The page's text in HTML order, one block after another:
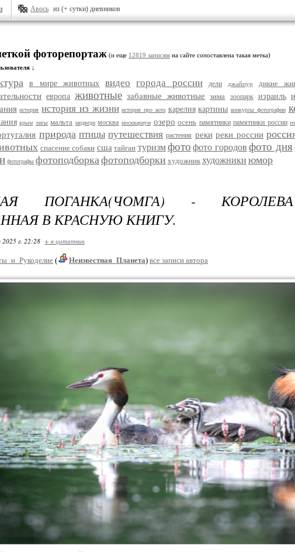
Авось из (+ сутки) дневников
фоторепортаж (и еще 12819 записям на сайте сопоставлена такая метка)
↓
в мире животных видео города россии дели джайпур дикие
европа животные забавные животные зима зоопарк израиль
история история из жизни история про кота карелия картины конкурсы фотографии
крым лисы мальта медведи москва москвариум озеро осень памятники памятники россии
природа птицы путешествия растения реки реки россии
спасение собаки сша тайган туризм фото фото городов фото дня
фотографы фотоподборкафотоподборки художник художники юмор
ПОГАНКА(ЧОМГА) -
В КРАСНУЮ КНИГУ.
г. 22:28 + в цитатник
( Неизвестная_Планета) все записи автора